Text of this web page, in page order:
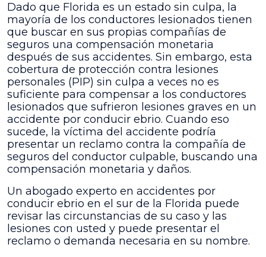
Dado que Florida es un estado sin culpa, la
mayoría de los conductores lesionados tienen
que buscar en sus propias compañías de
seguros una compensación monetaria
después de sus accidentes. Sin embargo, esta
cobertura de protección contra lesiones
personales (PIP) sin culpa a veces no es
suficiente para compensar a los conductores
lesionados que sufrieron lesiones graves en un
accidente por conducir ebrio. Cuando eso
sucede, la víctima del accidente podría
presentar un reclamo contra la compañía de
seguros del conductor culpable, buscando una
compensación monetaria y daños.
Un abogado experto en accidentes por
conducir ebrio en el sur de la Florida puede
revisar las circunstancias de su caso y las
lesiones con usted y puede presentar el
reclamo o demanda necesaria en su nombre.